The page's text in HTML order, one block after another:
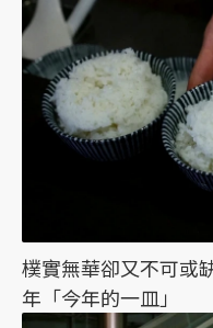
樸實無華卻又不可或
年「今年的一皿」